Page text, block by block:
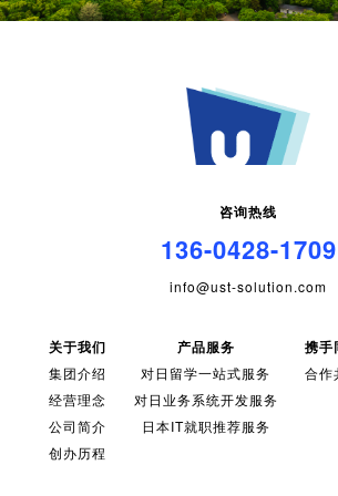
咨询热线
136-0428-1709
info@ust-solution.com
关于我们
集团介绍
经营理念
公司简介
创办历程
产品服务
对日留学一站式服务
对日业务系统开发服务
日本IT就职推荐服务
携手
合作